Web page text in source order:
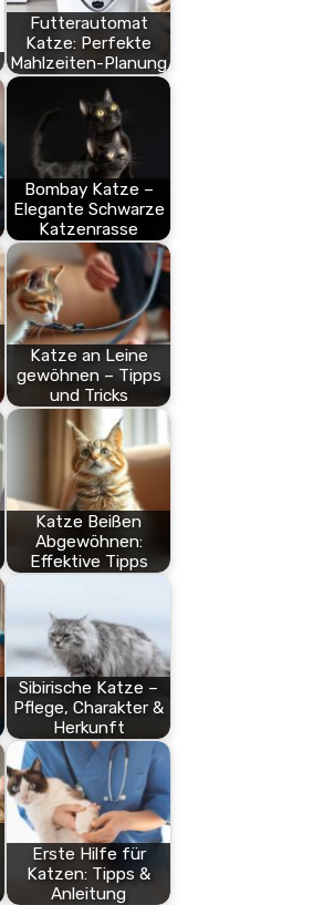
Futterautomat
Katze: Perfekte
Mahlzeiten-Planung
Bombay Katze –
Elegante Schwarze
Katzenrasse
Katze an Leine
gewöhnen – Tipps
und Tricks
Katze Beißen
Abgewöhnen:
Effektive Tipps
Sibirische Katze –
Pflege, Charakter &
Herkunft
Erste Hilfe für
Katzen: Tipps &
Anleitung